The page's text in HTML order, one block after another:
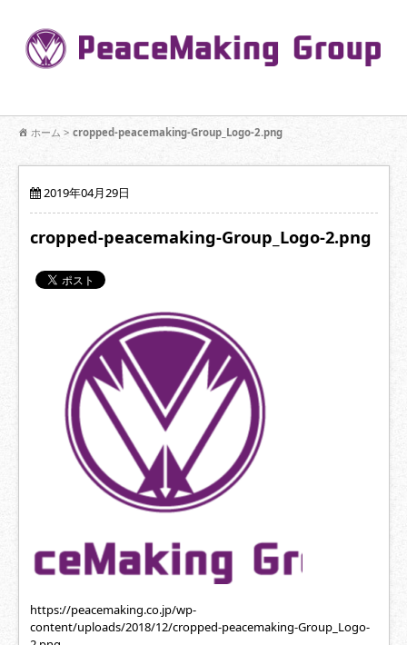
【公式】PeaceMaking Groupはお客様には一対一で向き合い、ご家族
を意図したコミュニケーションを大切にし【家族の絆】に寄り添いま
ホーム > cropped-peacemaking-Group_Logo-2.png
2019年04月29日
cropped-peacemaking-Group_Logo-2.png
https://peacemaking.co.jp/wp-
content/uploads/2018/12/cropped-peacemaking-Group_Logo-